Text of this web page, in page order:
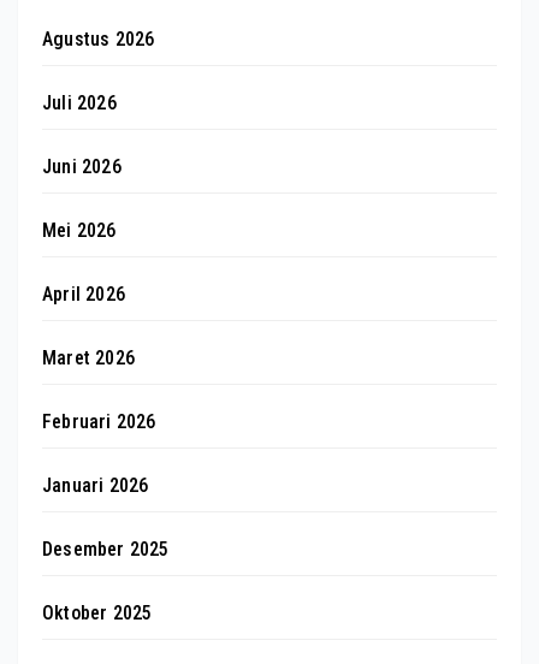
Agustus 2026
Juli 2026
Juni 2026
Mei 2026
April 2026
Maret 2026
Februari 2026
Januari 2026
Desember 2025
Oktober 2025